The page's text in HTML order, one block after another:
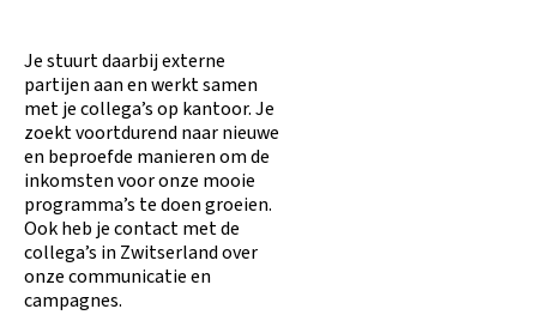
Je stuurt daarbij externe
partijen aan en werkt samen
met je collega’s op kantoor. Je
zoekt voortdurend naar nieuwe
en beproefde manieren om de
inkomsten voor onze mooie
programma’s te doen groeien.
Ook heb je contact met de
collega’s in Zwitserland over
onze communicatie en
campagnes.